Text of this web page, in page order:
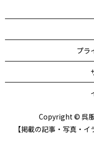
プラ
Copyright © 呉
【掲載の記事・写真・